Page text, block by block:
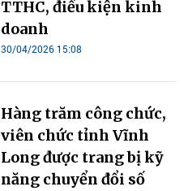
TTHC, điều kiện kinh
doanh
30/04/2026 15:08
Hàng trăm công chức,
viên chức tỉnh Vĩnh
Long được trang bị kỹ
năng chuyển đổi số